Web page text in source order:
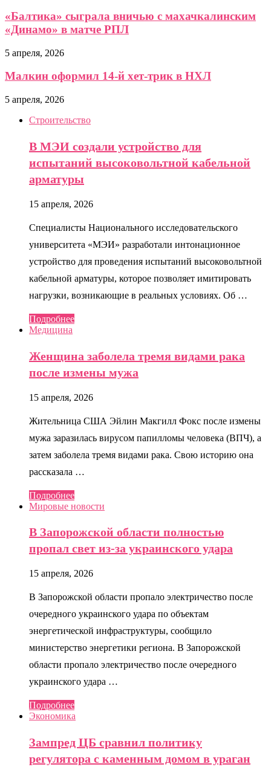
«Балтика» сыграла вничью с махачкалинским
«Динамо» в матче РПЛ
5 апреля, 2026
Малкин оформил 14-й хет-трик в НХЛ
5 апреля, 2026
Строительство
В МЭИ создали устройство для
испытаний высоковольтной кабельной
арматуры
15 апреля, 2026
Специалисты Национального исследовательского
университета «МЭИ» разработали интонационное
устройство для проведения испытаний высоковольтной
кабельной арматуры, которое позволяет имитировать
нагрузки, возникающие в реальных условиях. Об …
Подробнее
Медицина
Женщина заболела тремя видами рака
после измены мужа
15 апреля, 2026
Жительница США Эйлин Макгилл Фокс после измены
мужа заразилась вирусом папилломы человека (ВПЧ), а
затем заболела тремя видами рака. Свою историю она
рассказала …
Подробнее
Мировые новости
В Запорожской области полностью
пропал свет из-за украинского удара
15 апреля, 2026
В Запорожской области пропало электричество после
очередного украинского удара по объектам
энергетической инфраструктуры, сообщило
министерство энергетики региона. В Запорожской
области пропало электричество после очередного
украинского удара …
Подробнее
Экономика
Зампред ЦБ сравнил политику
регулятора с каменным домом в ураган